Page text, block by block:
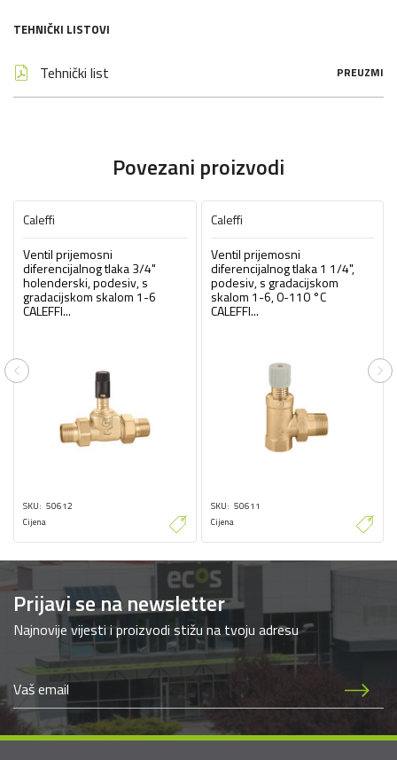
TEHNIČKI LISTOVI
Tehnički list PREUZMI
Povezani proizvodi
Caleffi
Ventil prijemosni
diferencijalnog tlaka 3/4"
holenderski, podesiv, s
gradacijskom skalom 1-6
CALEFFI...
SKU 50612
Cijena
Caleffi
Ventil prijemosni
diferencijalnog tlaka 1 1/4",
podesiv, s gradacijskom
skalom 1-6, 0-110 °C
CALEFFI...
SKU 50611
Cijena
Previous
Prijavi se na newsletter
Najnovije vijesti i proizvodi stižu na tvoju adresu